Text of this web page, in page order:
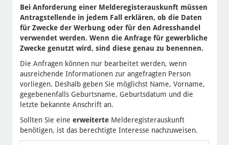
Bei Anforderung einer Melderegisterauskunft müssen
Antragstellende in jedem Fall erklären, ob die Daten
für Zwecke der Werbung oder für den Adresshandel
verwendet werden. Wenn die Anfrage für gewerbliche
Zwecke genutzt wird, sind diese genau zu benennen.
Die Anfragen können nur bearbeitet werden, wenn
ausreichende Informationen zur angefragten Person
vorliegen. Deshalb geben Sie möglichst Name, Vorname,
gegebenenfalls Geburtsname, Geburtsdatum und die
letzte bekannte Anschrift an.
Sollten Sie eine erweiterteMelderegisterauskunft
benötigen, ist das berechtigte Interesse nachzuweisen.